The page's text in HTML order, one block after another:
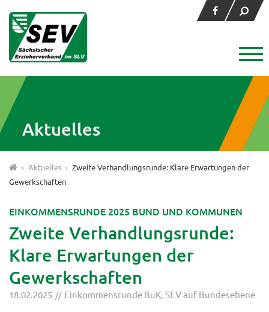
Aktuelles
› Aktuelles › Zweite Verhandlungsrunde: Klare Erwartungen der
Gewerkschaften
EINKOMMENSRUNDE 2025 BUND UND KOMMUNEN
Zweite Verhandlungsrunde:
Klare Erwartungen der
Gewerkschaften
18.02.2025 Einkommensrunde BuK, SEV auf Bundesebene